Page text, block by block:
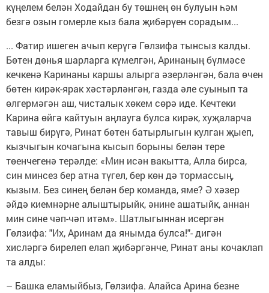
күңелем белән Ходайдан бу төшнең өн булуын һәм
безгә озын гомерле кыз бала җибәрүен сорадым...
... Фатир ишеген ачып керүгә Гөлзифа тынсыз калды.
Бөтен дөнья шарларга күмелгән, Аринаның бүлмәсе
кечкенә Каринаны каршы алырга әзерләнгән, бала өчен
бөтен кирәк-ярак хәстәрләнгән, газда әле суынып та
өлгермәгән аш, чисталык хөкем сөрә иде. Кечтеки
Карина өйгә кайтуын аңлауга булса кирәк, хуҗаларча
тавыш бирүгә, Ринат бөтен батырлыгын кулган җыеп,
кызчыгын кочагына кысып борыны белән тере
төенчегенә терәлде: «Мин исән вакытта, Алла бирса,
син минсез бер атна түгел, бер көн дә тормассың,
кызым. Без синең белән бер команда, яме? Ә хәзер
әйдә киемнәрне алыштырыйк, әнине ашатыйк, аннан
мин сине чәп-чәп итәм». Шатлыгыннан исергән
Гөлзифа: "Их, Аринам да янымда булса!"- дигән
хисләргә бирелеп елап җибәргәнче, Ринат аны кочаклап
та алды:
– Башка еламыйбыз, Гөлзифа. Алайса Арина безне